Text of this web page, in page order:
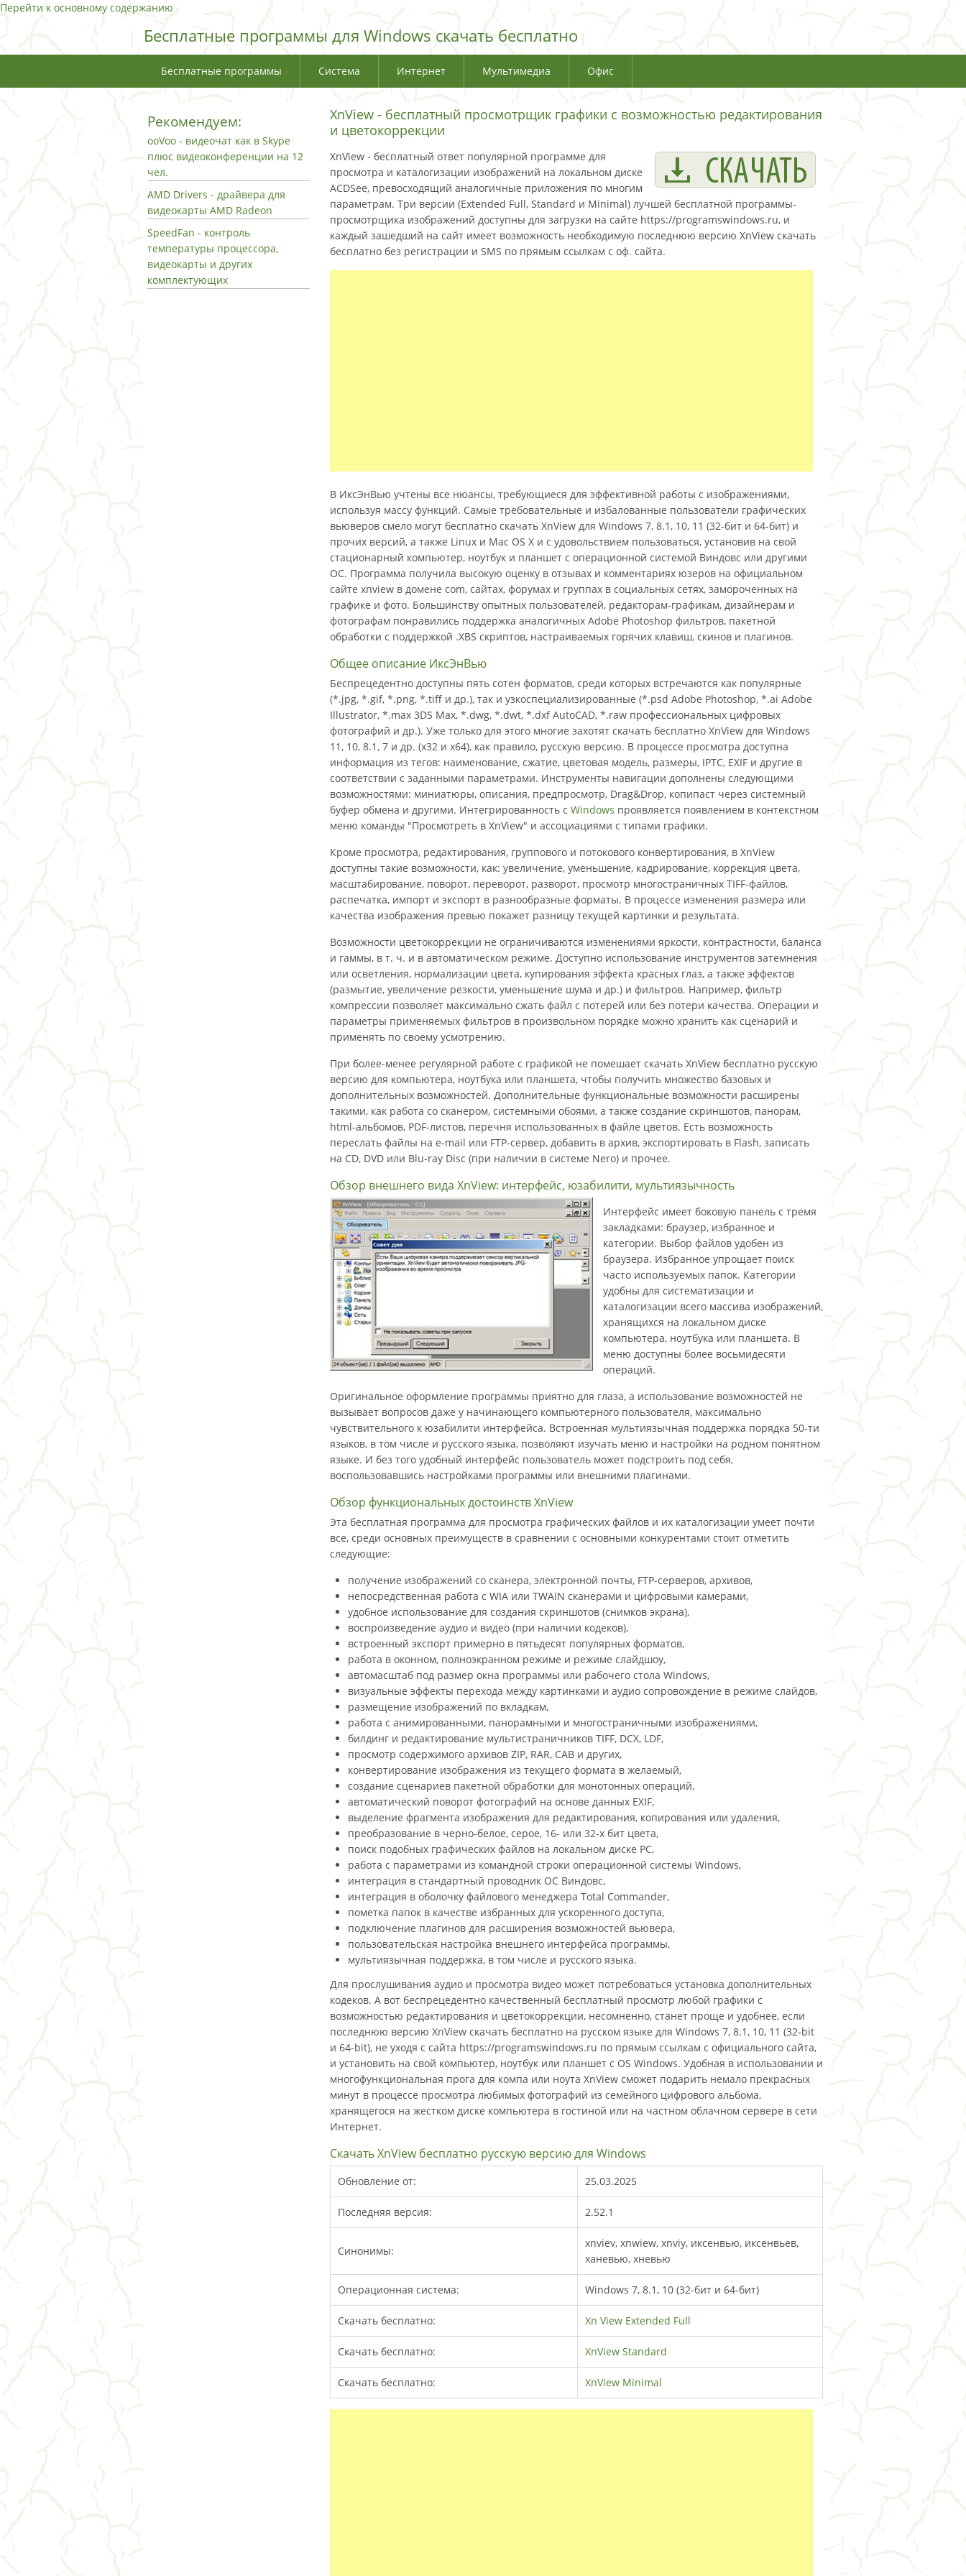
Перейти к основному содержанию
Бесплатные программы для Windows скачать бесплатно
Бесплатные программы Система Интернет Мультимедиа Офис
XnView - бесплатный просмотрщик графики с возможностью редактирования
и цветокоррекции
XnView - бесплатный ответ популярной программе для
просмотра и каталогизации изображений на локальном диске
ACDSee, превосходящий аналогичные приложения по многим
параметрам. Три версии (Extended Full, Standard и Minimal) лучшей бесплатной программы-
просмотрщика изображений доступны для загрузки на сайте https://programswindows.ru, и
каждый зашедший на сайт имеет возможность необходимую последнюю версию XnView скачать
бесплатно без регистрации и SMS по прямым ссылкам с оф. сайта.
В ИксЭнВью учтены все нюансы, требующиеся для эффективной работы с изображениями,
используя массу функций. Самые требовательные и избалованные пользователи графических
вьюверов смело могут бесплатно скачать XnView для Windows 7, 8.1, 10, 11 (32-бит и 64-бит) и
прочих версий, а также Linux и Mac OS X и с удовольствием пользоваться, установив на свой
стационарный компьютер, ноутбук и планшет с операционной системой Виндовс или другими
ОС. Программа получила высокую оценку в отзывах и комментариях юзеров на официальном
сайте xnview в домене com, сайтах, форумах и группах в социальных сетях, замороченных на
графике и фото. Большинству опытных пользователей, редакторам-графикам, дизайнерам и
фотографам понравились поддержка аналогичных Adobe Photoshop фильтров, пакетной
обработки с поддержкой .XBS скриптов, настраиваемых горячих клавиш, скинов и плагинов.
Общее описание ИксЭнВью
Беспрецедентно доступны пять сотен форматов, среди которых встречаются как популярные
(*.jpg, *.gif, *.png, *.tiff и др.), так и узкоспециализированные (*.psd Adobe Photoshop, *.ai Adobe
Illustrator, *.max 3DS Max, *.dwg, *.dwt, *.dxf AutoCAD, *.raw профессиональных цифровых
фотографий и др.). Уже только для этого многие захотят скачать бесплатно XnView для Windows
11, 10, 8.1, 7 и др. (x32 и x64), как правило, русскую версию. В процессе просмотра доступна
информация из тегов: наименование, сжатие, цветовая модель, размеры, IPTC, EXIF и другие в
соответствии с заданными параметрами. Инструменты навигации дополнены следующими
возможностями: миниатюры, описания, предпросмотр, Drag&Drop, копипаст через системный
буфер обмена и другими. Интегрированность с Windows проявляется появлением в контекстном
меню команды "Просмотреть в XnView" и ассоциациями с типами графики.
Кроме просмотра, редактирования, группового и потокового конвертирования, в XnView
доступны такие возможности, как: увеличение, уменьшение, кадрирование, коррекция цвета,
масштабирование, поворот, переворот, разворот, просмотр многостраничных TIFF-файлов,
распечатка, импорт и экспорт в разнообразные форматы. В процессе изменения размера или
качества изображения превью покажет разницу текущей картинки и результата.
Возможности цветокоррекции не ограничиваются изменениями яркости, контрастности, баланса
и гаммы, в т. ч. и в автоматическом режиме. Доступно использование инструментов затемнения
или осветления, нормализации цвета, купирования эффекта красных глаз, а также эффектов
(размытие, увеличение резкости, уменьшение шума и др.) и фильтров. Например, фильтр
компрессии позволяет максимально сжать файл с потерей или без потери качества. Операции и
параметры применяемых фильтров в произвольном порядке можно хранить как сценарий и
применять по своему усмотрению.
При более-менее регулярной работе с графикой не помешает скачать XnView бесплатно русскую
версию для компьютера, ноутбука или планшета, чтобы получить множество базовых и
дополнительных возможностей. Дополнительные функциональные возможности расширены
такими, как работа со сканером, системными обоями, а также создание скриншотов, панорам,
html-альбомов, PDF-листов, перечня использованных в файле цветов. Есть возможность
переслать файлы на e-mail или FTP-сервер, добавить в архив, экспортировать в Flash, записать
на CD, DVD или Blu-ray Disc (при наличии в системе Nero) и прочее.
Обзор внешнего вида XnView: интерфейс, юзабилити, мультиязычность
Интерфейс имеет боковую панель с тремя
закладками: браузер, избранное и
категории. Выбор файлов удобен из
браузера. Избранное упрощает поиск
часто используемых папок. Категории
удобны для систематизации и
каталогизации всего массива изображений,
хранящихся на локальном диске
компьютера, ноутбука или планшета. В
меню доступны более восьмидесяти
операций.
Оригинальное оформление программы приятно для глаза, а использование возможностей не
вызывает вопросов даже у начинающего компьютерного пользователя, максимально
чувствительного к юзабилити интерфейса. Встроенная мультиязычная поддержка порядка 50-ти
языков, в том числе и русского языка, позволяют изучать меню и настройки на родном понятном
языке. И без того удобный интерфейс пользователь может подстроить под себя,
воспользовавшись настройками программы или внешними плагинами.
Обзор функциональных достоинств XnView
Эта бесплатная программа для просмотра графических файлов и их каталогизации умеет почти
все, среди основных преимуществ в сравнении с основными конкурентами стоит отметить
следующие:
получение изображений со сканера, электронной почты, FTP-серверов, архивов,
непосредственная работа с WIA или TWAIN сканерами и цифровыми камерами,
удобное использование для создания скриншотов (снимков экрана),
воспроизведение аудио и видео (при наличии кодеков),
встроенный экспорт примерно в пятьдесят популярных форматов,
работа в оконном, полноэкранном режиме и режиме слайдшоу,
автомасштаб под размер окна программы или рабочего стола Windows,
визуальные эффекты перехода между картинками и аудио сопровождение в режиме слайдов,
размещение изображений по вкладкам,
работа с анимированными, панорамными и многостраничными изображениями,
билдинг и редактирование мультистраничников TIFF, DCX, LDF,
просмотр содержимого архивов ZIP, RAR, CAB и других,
конвертирование изображения из текущего формата в желаемый,
создание сценариев пакетной обработки для монотонных операций,
автоматический поворот фотографий на основе данных EXIF,
выделение фрагмента изображения для редактирования, копирования или удаления,
преобразование в черно-белое, серое, 16- или 32-х бит цвета,
поиск подобных графических файлов на локальном диске PC,
работа с параметрами из командной строки операционной системы Windows,
интеграция в стандартный проводник ОС Виндовс,
интеграция в оболочку файлового менеджера Total Commander,
пометка папок в качестве избранных для ускоренного доступа,
подключение плагинов для расширения возможностей вьювера,
пользовательская настройка внешнего интерфейса программы,
мультиязычная поддержка, в том числе и русского языка.
Для прослушивания аудио и просмотра видео может потребоваться установка дополнительных
кодеков. А вот беспрецедентно качественный бесплатный просмотр любой графики с
возможностью редактирования и цветокоррекции, несомненно, станет проще и удобнее, если
последнюю версию XnView скачать бесплатно на русском языке для Windows 7, 8.1, 10, 11 (32-bit
и 64-bit), не уходя с сайта https://programswindows.ru по прямым ссылкам с официального сайта,
и установить на свой компьютер, ноутбук или планшет с OS Windows. Удобная в использовании и
многофункциональная прога для компа или ноута XnView сможет подарить немало прекрасных
минут в процессе просмотра любимых фотографий из семейного цифрового альбома,
хранящегося на жестком диске компьютера в гостиной или на частном облачном сервере в сети
Интернет.
Скачать XnView бесплатно русскую версию для Windows
Обновление от: 25.03.2025
Последняя версия: 2.52.1
Синонимы:
xnviev, xnwiew, xnviy, иксенвью, иксенвьев,
ханевью, хневью
Операционная система: Windows 7, 8.1, 10 (32-бит и 64-бит)
Скачать бесплатно: Xn View Extended Full
Скачать бесплатно: XnView Standard
Скачать бесплатно: XnView Minimal
Рекомендуем:
ooVoo - видеочат как в Skype
плюс видеоконференции на 12
чел.
AMD Drivers - драйвера для
видеокарты AMD Radeon
SpeedFan - контроль
температуры процессора,
видеокарты и других
комплектующих